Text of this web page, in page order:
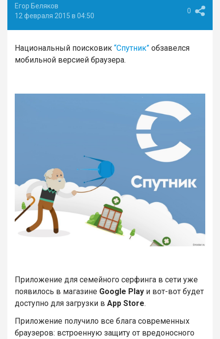
Егор Беляков
12 февраля 2015 в 04:50
0
Национальный поисковик “Спутник” обзавелся
мобильной версией браузера.
Приложение для семейного серфинга в сети уже
появилось в магазине Google Play и вот-вот будет
доступно для загрузки в App Store.
Приложение получило все блага современных
браузеров: встроенную защиту от вредоносного